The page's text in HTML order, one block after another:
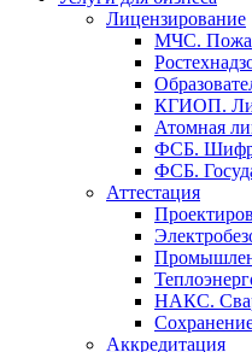
Лицензирование
МЧС.
КГИОП.
Атомная
ФСБ.
ФСБ.
Аттестация
НАКС.
Аккредитация